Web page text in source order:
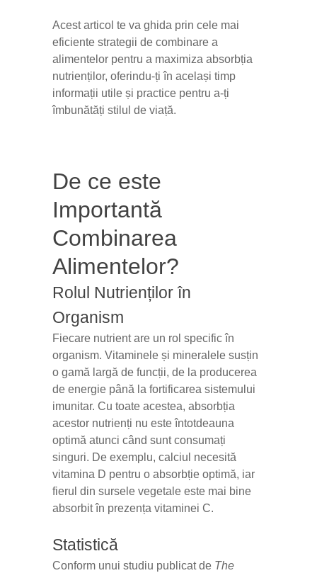
Acest articol te va ghida prin cele mai
eficiente strategii de combinare a
alimentelor pentru a maximiza absorbția
nutrienților, oferindu-ți în același timp
informații utile și practice pentru a-ți
îmbunătăți stilul de viață.
De ce este
Importantă
Combinarea
Alimentelor?
Rolul Nutrienților în
Organism
Fiecare nutrient are un rol specific în
organism. Vitaminele și mineralele susțin
o gamă largă de funcții, de la producerea
de energie până la fortificarea sistemului
imunitar. Cu toate acestea, absorbția
acestor nutrienți nu este întotdeauna
optimă atunci când sunt consumați
singuri. De exemplu, calciul necesită
vitamina D pentru o absorbție optimă, iar
fierul din sursele vegetale este mai bine
absorbit în prezența vitaminei C.
Statistică
Conform unui studiu publicat de The